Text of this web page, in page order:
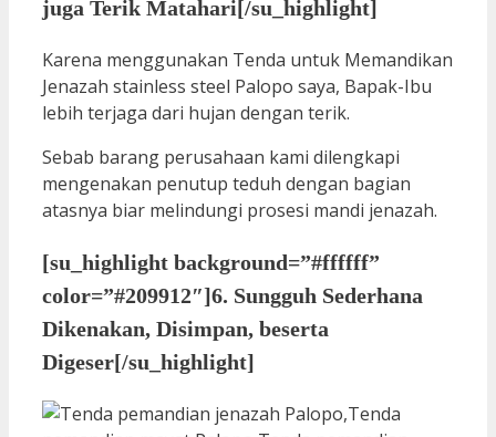
juga Terik Matahari[/su_highlight]
Karena menggunakan Tenda untuk Memandikan
Jenazah stainless steel Palopo saya, Bapak-Ibu
lebih terjaga dari hujan dengan terik.
Sebab barang perusahaan kami dilengkapi
mengenakan penutup teduh dengan bagian
atasnya biar melindungi prosesi mandi jenazah.
[su_highlight background=”#ffffff”
color=”#209912″]6. Sungguh Sederhana
Dikenakan, Disimpan, beserta
Digeser[/su_highlight]